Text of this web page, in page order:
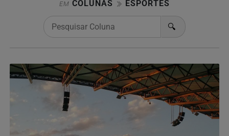
EM COLUNAS ESPORTES
🔍